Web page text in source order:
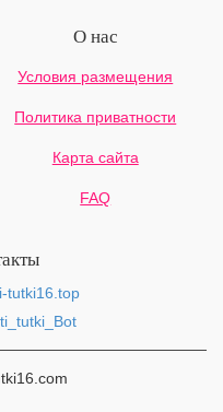
О нас
Условия размещения
Политика приватности
Карта сайта
FAQ
tutki16.top